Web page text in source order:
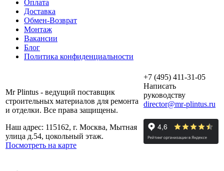
Оплата
Доставка
Обмен-Возврат
Монтаж
Вакансии
Блог
Политика конфиденциальности
Mr Plintus - ведущий поставщик
строительных материалов для ремонта
и отделки. Все права защищены.
Наш адрес: 115162, г. Москва, Мытная
улица д.54, цокольный этаж.
Посмотреть на карте
+7 (495) 411-31-05
Написать
руководству
director@mr-plintus.ru